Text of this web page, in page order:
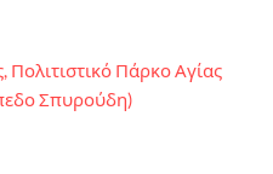
Πολιτιστικό Πάρκο Αγίας
Σπυρούδη)